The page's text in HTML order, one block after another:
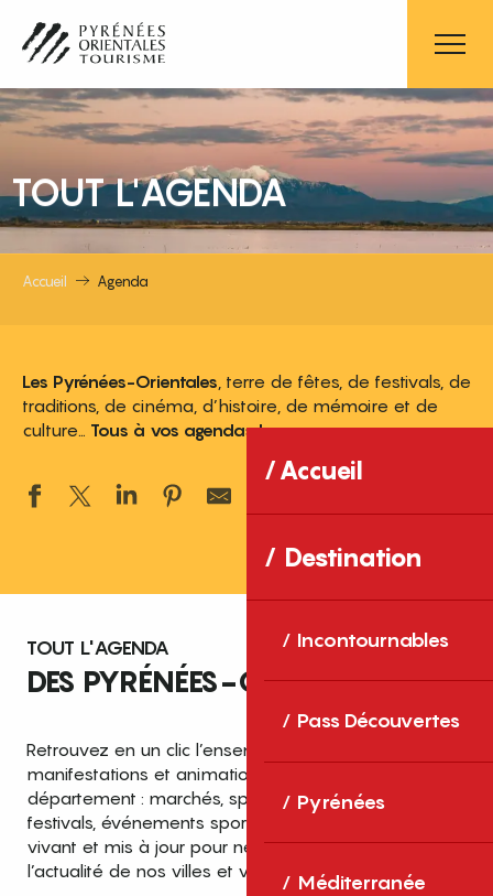
contenu
principal
Accueil
Destination
Incontournables
Pass Découvertes
Pyrénées
Méditerranée
TOUT L'AGENDA
Accueil Agenda
Les Pyrénées-Orientales , terre de fêtes, de festivals, de
traditions, de cinéma, d’histoire, de mémoire et de
culture… Tous à vos agendas !
TOUT L'AGENDA
DES PYRÉNÉES-ORIENTALES
Retrouvez en un clic l’ensemble des fêtes,
manifestations et animations recensées dans le
département : marchés, spectacles, expositions,
festivals, événements sportifs et culturels… un agenda
vivant et mis à jour pour ne rien manquer de
l’actualité de nos villes et villages.